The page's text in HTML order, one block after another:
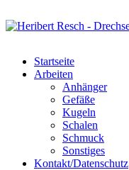
Startseite
Arbeiten
Anhänger
Gefäße
Kugeln
Schalen
Schmuck
Sonstiges
Kontakt/Datenschutz